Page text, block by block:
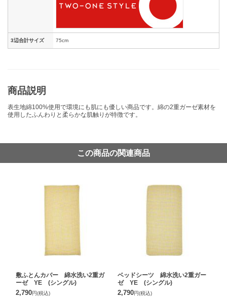
3辺合計サイズ 75cm
商品説明
表生地綿100%使用で環境にも肌にも優しい商品です。綿の2重ガーゼ素材を
使用したふんわりと柔らかな肌触りが特徴です。
この商品の関連商品
敷ふとんカバー 綿水洗い2重ガ
ーゼ YE (シングル)
2,790円(税込)
ベッドシーツ 綿水洗い2重ガー
ゼ YE (シングル)
2,790円(税込)